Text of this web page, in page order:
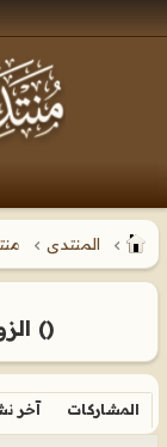
المنتدى
()
المشاركات آخر